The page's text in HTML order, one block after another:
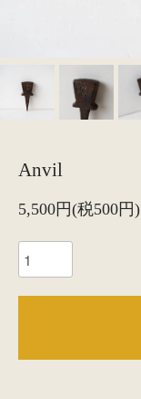
Anvil
5,500円(税500円)